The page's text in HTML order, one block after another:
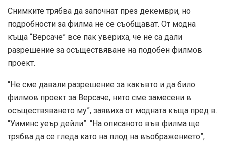
Снимките трябва да започнат през декември, но
подробности за филма не се съобщават. От модна
къща “Версаче” все пак увериха, че не са дали
разрешение за осъществяване на подобен филмов
проект.
“Не сме давали разрешение за какъвто и да било
филмов проект за Версаче, нито сме замесени в
осъществяването му”, заявиха от модната къща пред в.
“Уиминс уеър дейли”. “На описаното във филма ще
трябва да се гледа като на плод на въображението”,